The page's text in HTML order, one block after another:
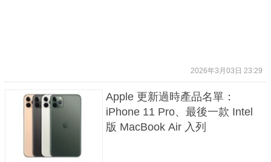
2026年3月03日 23:29
Apple 更新過時產品名單：
iPhone 11 Pro、最後一款 Intel
版 MacBook Air 入列